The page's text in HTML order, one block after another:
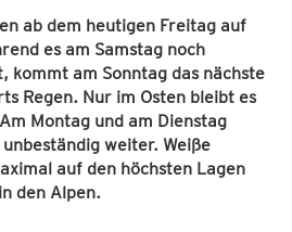
ab dem heutigen Freitag auf
es am Samstag noch
kommt am Sonntag das nächste
Regen. Nur im Osten bleibt es
Montag und am Dienstag
weiter. Weiße
auf den höchsten Lagen
den Alpen.